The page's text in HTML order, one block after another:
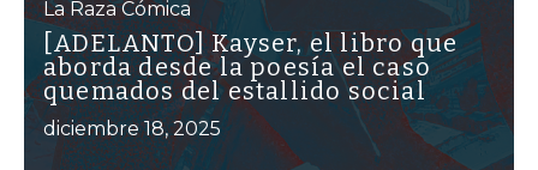
La Raza Cómica
[ADELANTO] Kayser, el libro que
aborda desde la poesía el caso
quemados del estallido social
diciembre 18, 2025